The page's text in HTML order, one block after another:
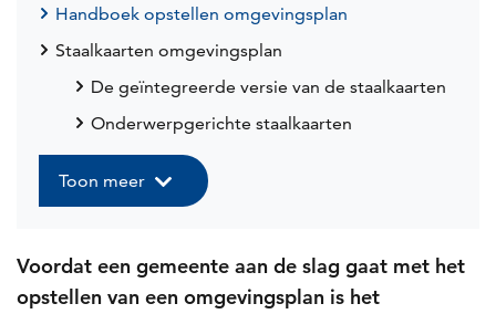
Handboek opstellen omgevingsplan
Staalkaarten omgevingsplan
De geïntegreerde versie van de staalkaarten
Onderwerpgerichte staalkaarten
Toon meer
Voordat een gemeente aan de slag gaat met het
opstellen van een omgevingsplan is het